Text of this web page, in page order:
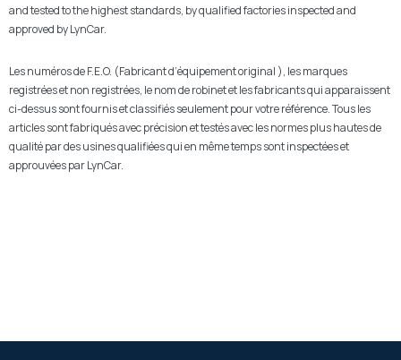
and tested to the highest standards, by qualified factories inspected and
approved by LynCar.
Les numéros de F.E.O. (Fabricant d’équipement original ), les marques
registrées et non registrées, le nom de robinet et les fabricants qui apparaissent
ci-dessus sont fournis et classifiés seulement pour votre référence. Tous les
articles sont fabriqués avec précision et testés avec les normes plus hautes de
qualité par des usines qualifiées qui en même temps sont inspectées et
approuvées par LynCar.